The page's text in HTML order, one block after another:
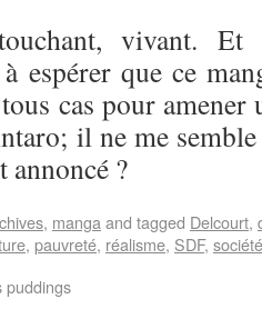
vivant.
espérer que ce
cas pour
il ne me
annoncé ?
, manga and tagged Delcourt,
, pauvreté, réalisme, SDF, société
puddings